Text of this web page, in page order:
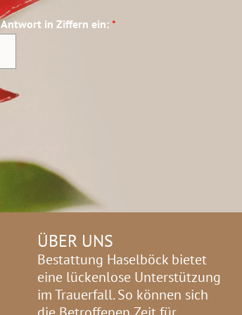
in Ziffern ein: *
ÜBER UNS
Bestattung Haselböck bietet
eine lückenlose Unterstützung
im Trauerfall. So können sich